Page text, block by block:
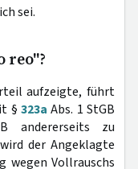
sei.
reo"?
aufzeigte, führt
§ 323a Abs. 1 StGB
andererseits zu
der Angeklagte
wegen Vollrauschs